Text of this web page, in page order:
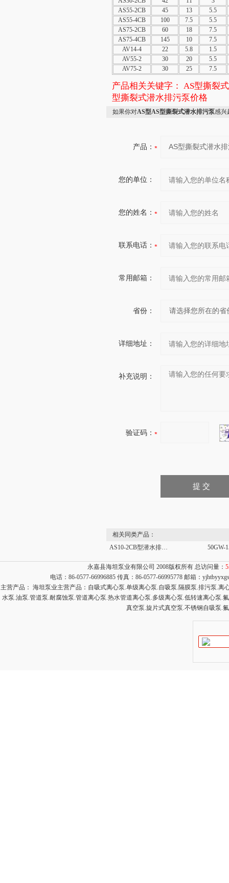
AS55-2CB
45 13
5.5
AS55-4CB
100 7.5
5.5
AS75-2CB
60 18
7.5
AS75-4CB
145 10
7.5
AV14-4
22 5.8
1.5
AV55-2
30 20
5.5
AV75-2
30 25 7.5
产品相关关键字： AS型撕裂
型撕裂式潜水排污泵价格
如果你对AS型AS型撕裂式潜水排污泵感兴
产品：
您的单位：
您的姓名：
联系电话：
常用邮箱：
省份：
详细地址：
补充说明：
验证码：
相关同类产品：
AS10-2CB型潜水排污泵新价格 撕裂式潜水排污泵AS型 立式排污泵
永嘉县海坦泵业有限公司 2008版权所有 总访问量：
电话：86-0577-66996885 传真：86-0577-66995778 邮箱：
主营产品： 海坦泵业主营产品：自吸式离心泵.单级离心泵.自吸泵.隔膜泵.排污泵.
水泵.油泵.管道泵.耐腐蚀泵.管道离心泵.热水管道离心泵.多级离心泵.低转速离心泵
真空泵.旋片式真空泵.不锈钢自吸泵.